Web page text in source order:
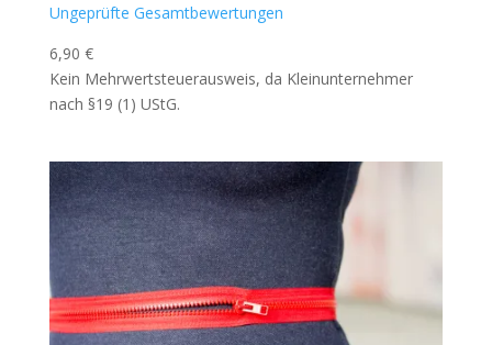
Ungeprüfte Gesamtbewertungen
6,90 €
Kein Mehrwertsteuerausweis, da Kleinunternehmer
nach §19 (1) UStG.